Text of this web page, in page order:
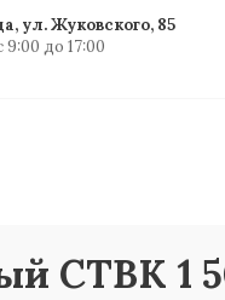
ул. Жуковского, 85
до 17:00
СТВК 1